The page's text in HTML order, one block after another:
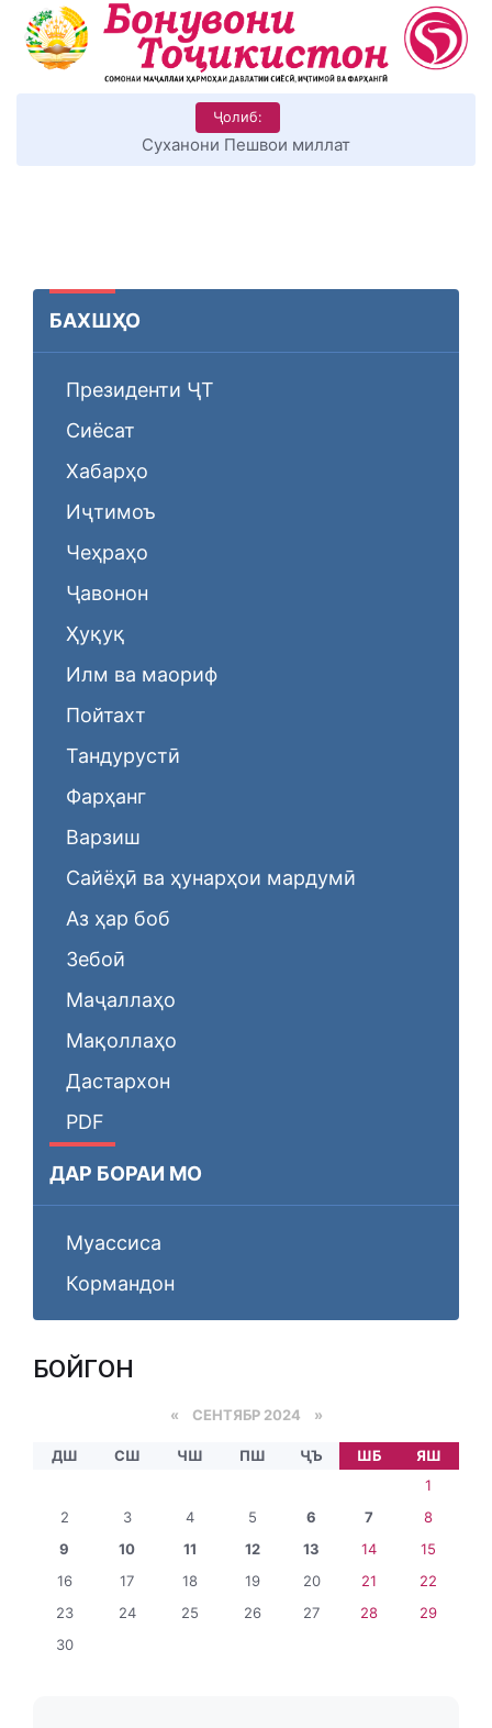
Ҷолиб:
Суханони Пешвои миллат
БАХШҲО
Президенти ҶТ
Сиёсат
Хабарҳо
Иҷтимоъ
Чеҳраҳо
Ҷавонон
Ҳуқуқ
Илм ва маориф
Пойтахт
Тандурустӣ
Фарҳанг
Варзиш
Сайёҳӣ ва ҳунарҳои мардумӣ
Аз ҳар боб
Зебоӣ
Маҷаллаҳо
Мақоллаҳо
Дастархон
PDF
ДАР БОРАИ МО
Муассиса
Кормандон
БОЙГОНӢ
« СЕНТЯБР 2024 »
ДШ СШ ЧШ ПШ ҶЪ ШБ
ЯШ
1
2
3 4 5 6 7
8
9
10 11 12 13 14
15
16
17 18 19 20 21
22
23
24 25 26 27 28
29
30